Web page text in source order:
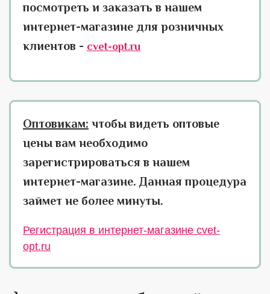
посмотреть и заказать в нашем
интернет-магазине для розничных
клиентов - cvet-opt.ru
Оптовикам: чтобы видеть оптовые
цены вам необходимо
зарегистрироваться в нашем
интернет-магазине. Данная процедура
займет не более минуты.
Регистрация в интернет-магазине cvet-
opt.ru